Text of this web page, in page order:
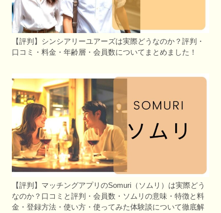
【評判】シンシアリーユアーズは実際どうなのか？評判・
口コミ・料金・年齢層・会員数についてまとめました！
【評判】マッチングアプリのSomuri（ソムリ）は実際どう
なのか？口コミと評判・会員数・ソムリの意味・特徴と料
金・登録方法・使い方・使ってみた体験談について徹底解